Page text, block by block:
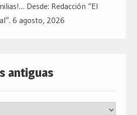
Desde: Redacción “El
6 agosto, 2026
antiguas